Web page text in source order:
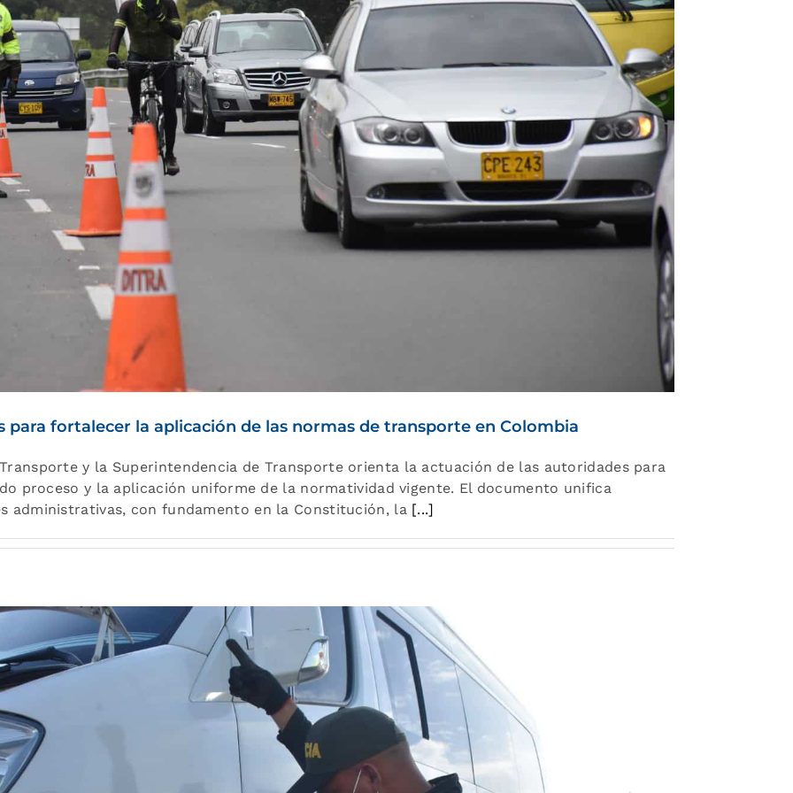
fortalecer la aplicación de las normas de transporte en Colombia
y la Superintendencia de Transporte orienta la actuación de las autoridades para
proceso y la aplicación uniforme de la normatividad vigente. El documento unifica
administrativas, con fundamento en la Constitución, la [...]